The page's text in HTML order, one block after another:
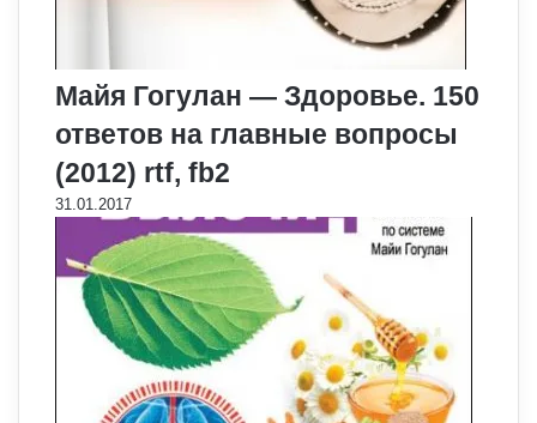
Майя Гогулан — Здоровье. 150
ответов на главные вопросы
(2012) rtf, fb2
31.01.2017